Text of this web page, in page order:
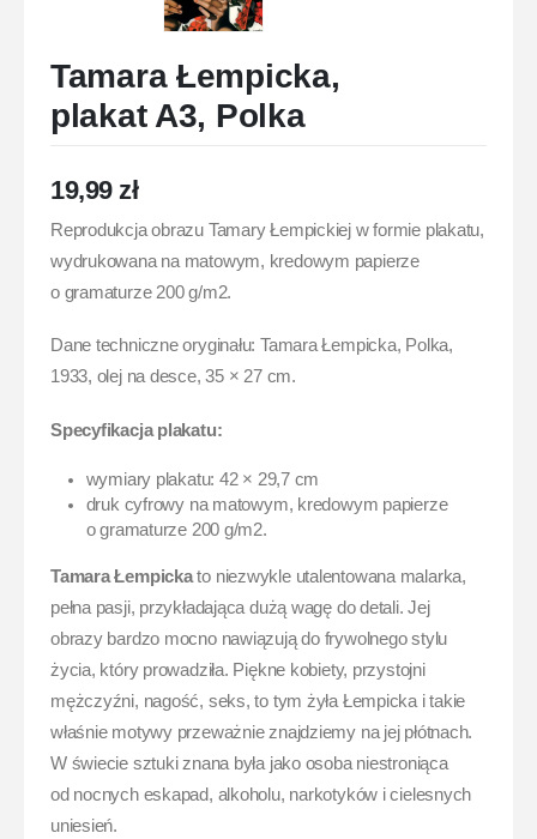
Tamara Łempicka,
plakat A3, Polka
19,99zł
Reprodukcja obrazu Tamary Łempickiej w formie plakatu,
wydrukowana na matowym, kredowym papierze
o gramaturze 200 g/m2.
Dane techniczne oryginału: Tamara Łempicka, Polka,
1933, olej na desce, 35 × 27 cm.
Specyfikacja plakatu:
wymiary plakatu: 42 × 29,7 cm
druk cyfrowy na matowym, kredowym papierze
o gramaturze 200 g/m2.
Tamara Łempickato niezwykle utalentowana malarka,
pełna pasji, przykładająca dużą wagę do detali. Jej
obrazy bardzo mocno nawiązują do frywolnego stylu
życia, który prowadziła. Piękne kobiety, przystojni
mężczyźni, nagość, seks, to tym żyła Łempicka i takie
właśnie motywy przeważnie znajdziemy na jej płótnach.
W świecie sztuki znana była jako osoba niestroniąca
od nocnych eskapad, alkoholu, narkotyków i cielesnych
uniesień.